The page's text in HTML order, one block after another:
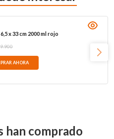
x 33 cm 2000 ml rojo
.900
AHORA
han comprado